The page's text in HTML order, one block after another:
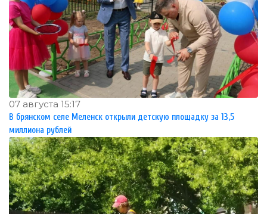
07 августа 15:17
В брянском селе Меленск открыли детскую площадку за 13,5
миллиона рублей